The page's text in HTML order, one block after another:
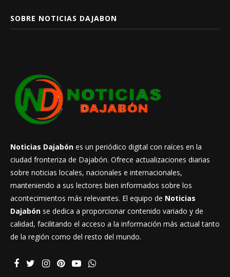
SOBRE NOTICIAS DAJABON
Noticias Dajabón es un periódico digital con raíces en la
ciudad fronteriza de Dajabón. Ofrece actualizaciones diarias
sobre noticias locales, nacionales e internacionales,
manteniendo a sus lectores bien informados sobre los
acontecimientos más relevantes. El equipo de Noticias
Dajabón se dedica a proporcionar contenido variado y de
calidad, facilitando el acceso a la información más actual tanto
de la región como del resto del mundo.